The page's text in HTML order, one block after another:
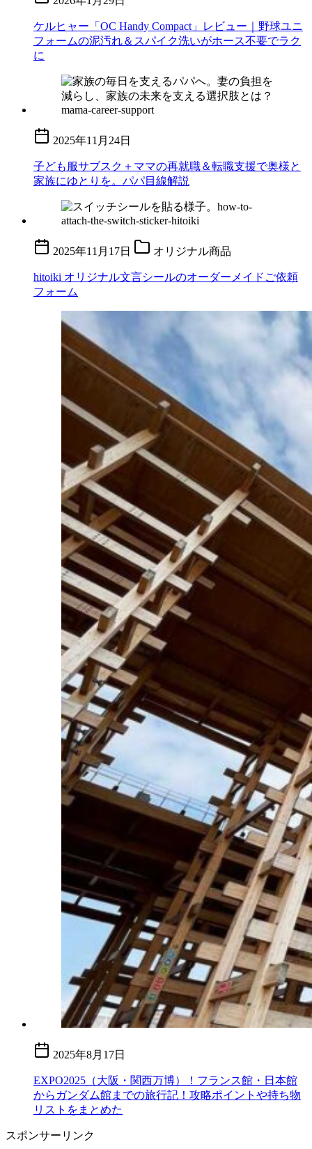
ケルヒャー「OC Handy Compact」レビュー｜野球ユニ
フォームの泥汚れ＆スパイク洗いがホース不要でラク
に
2025年11月24日
子ども服サブスク＋ママの再就職＆転職支援で奥様と
家族にゆとりを。パパ目線解説
2025年11月17日 オリジナル商品
hitoiki オリジナル文言シールのオーダーメイドご依頼
フォーム
2025年8月17日
EXPO2025（大阪・関西万博）！フランス館・日本館
からガンダム館までの旅行記！攻略ポイントや持ち物
リストをまとめた
スポンサーリンク